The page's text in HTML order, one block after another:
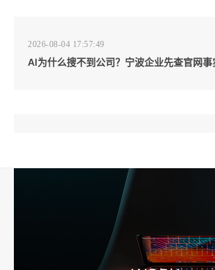
2026-08-04 17:57:49
AI为什么搜不到公司？宁波企业先查官网事
宁波高端网站建设公司推荐，移动端验收